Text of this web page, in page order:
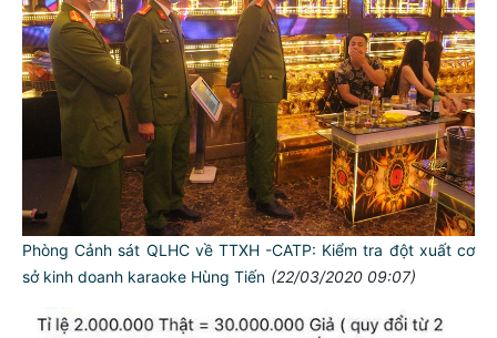
Phòng Cảnh sát QLHC về TTXH -CATP: Kiểm tra đột xuất cơ
sở kinh doanh karaoke Hùng Tiến (22/03/2020 09:07)